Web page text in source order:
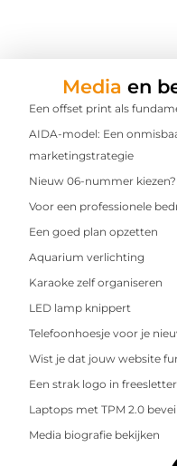
Media en
Een offset print als
AIDA-model: Een
marketingstrategie
Nieuw 06-nummer
Voor een professionele
Een goed plan opzetten
Aquarium verlichting
Karaoke zelf organiseren
LED lamp knippert
Telefoonhoesje voor je
Wist je dat jouw website
Een strak logo in
Laptops met TPM 2.0
Media biografie bekijken